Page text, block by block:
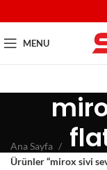
MENU
Ana Sayfa
Ürünler “mirox sivi